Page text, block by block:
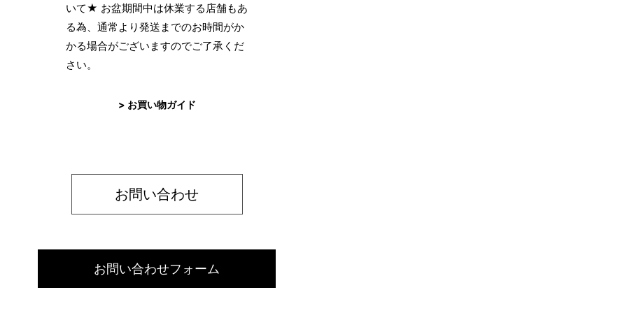
いて★ お盆期間中は休業する店舗もあ
る為、通常より発送までのお時間がか
かる場合がございますのでご了承くだ
さい。
> お買い物ガイド
お問い合わせ
お問い合わせフォーム